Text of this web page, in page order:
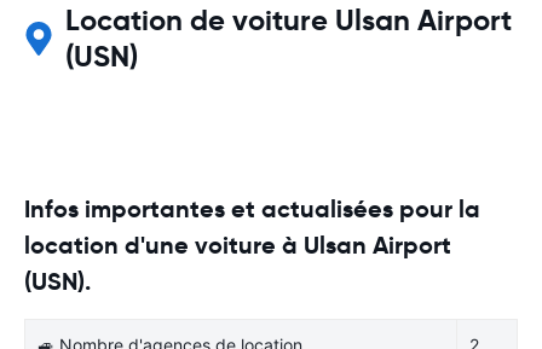
Location de voiture Ulsan Airport
(USN)
Infos importantes et actualisées pour la
location d'une voiture à Ulsan Airport
(USN).
🚙 Nombre d'agences de location 2